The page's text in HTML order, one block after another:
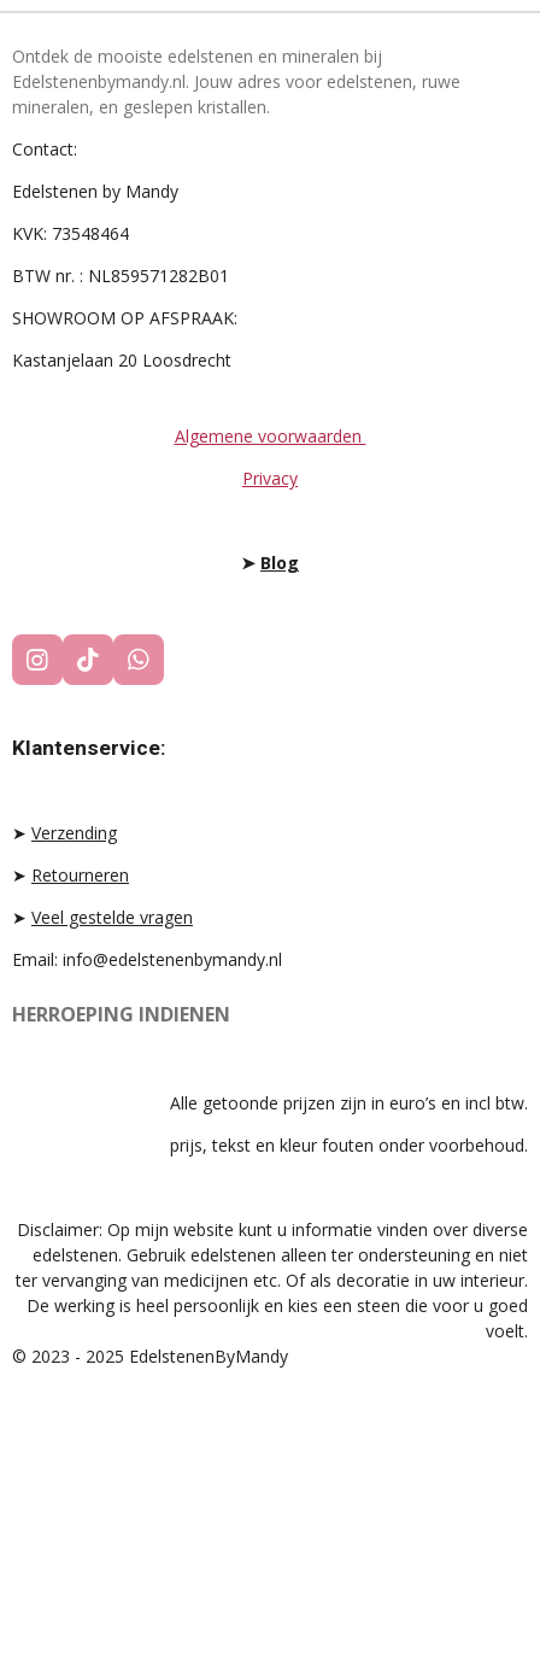
Ontdek de mooiste edelstenen en mineralen bij
Edelstenenbymandy.nl. Jouw adres voor edelstenen, ruwe
mineralen, en geslepen kristallen.
Contact:
Edelstenen by Mandy
KVK: 73548464
BTW nr. : NL859571282B01
SHOWROOM OP AFSPRAAK:
Kastanjelaan 20 Loosdrecht
Algemene voorwaarden
Privacy
➤ Blog
I
N
T
A
A
T
I
T
O
W
H
T
S
Klantenservice:
➤ Verzending
➤ Retourneren
➤ Veel gestelde vragen
Email: info@edelstenenbymandy.nl
HERROEPING INDIENEN
Alle getoonde prijzen zijn in euro’s en incl btw.
prijs, tekst en kleur fouten onder voorbehoud.
Disclaimer: Op mijn website kunt u informatie vinden over diverse
edelstenen. Gebruik edelstenen alleen ter ondersteuning en niet
ter vervanging van medicijnen etc. Of als decoratie in uw interieur.
De werking is heel persoonlijk en kies een steen die voor u goed
voelt.
© 2023 - 2025 EdelstenenByMandy